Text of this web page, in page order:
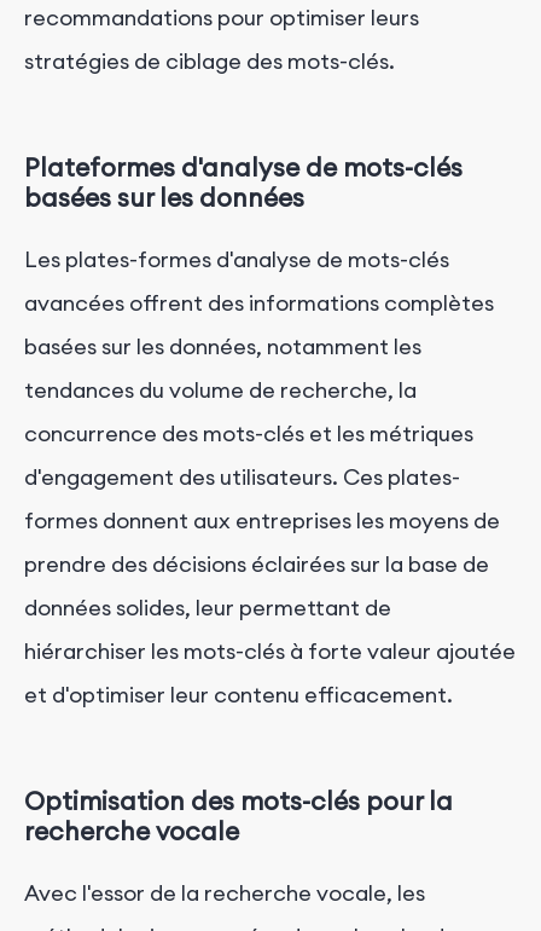
recommandations pour optimiser leurs
stratégies de ciblage des mots-clés.
Plateformes d'analyse de mots-clés
basées sur les données
Les plates-formes d'analyse de mots-clés
avancées offrent des informations complètes
basées sur les données, notamment les
tendances du volume de recherche, la
concurrence des mots-clés et les métriques
d'engagement des utilisateurs. Ces plates-
formes donnent aux entreprises les moyens de
prendre des décisions éclairées sur la base de
données solides, leur permettant de
hiérarchiser les mots-clés à forte valeur ajoutée
et d'optimiser leur contenu efficacement.
Optimisation des mots-clés pour la
recherche vocale
Avec l'essor de la recherche vocale, les